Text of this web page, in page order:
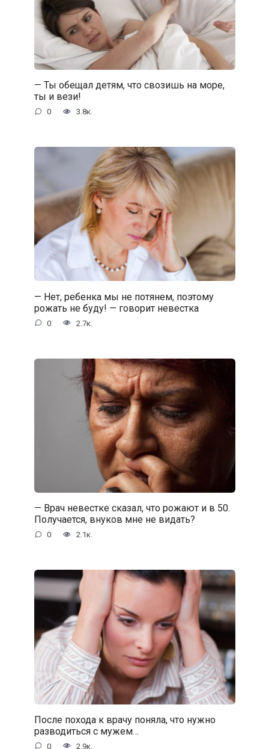
— Ты обещал детям, что свозишь на море,
ты и вези!
0 3.8к.
— Нет, ребенка мы не потянем, поэтому
рожать не буду! — говорит невестка
0 2.7к.
— Врач невестке сказал, что рожают и в 50.
Получается, внуков мне не видать?
0 2.1к.
После похода к врачу поняла, что нужно
разводиться с мужем…
0 2.9к.